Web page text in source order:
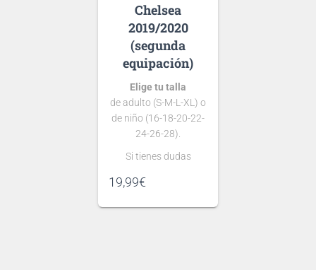
Chelsea
2019/2020
(segunda
equipación)
Elige tu talla
de adulto (S-M-L-XL) o
de niño (16-18-20-22-
24-26-28).
Si tienes dudas
guía de tallas
19,99€